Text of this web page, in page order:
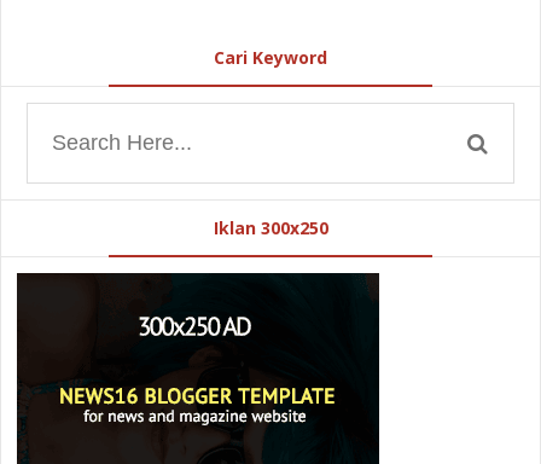
Cari Keyword
Iklan 300x250